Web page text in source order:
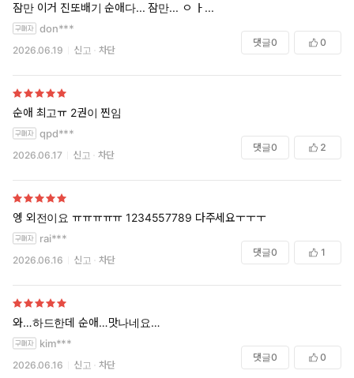
“아, 안 돼…. 싫어, 빼, 제발, 안에는 싸지, 흣, 마….”
“싫어도 임신해야지. 오빠가 자궁에서 좆물 질질 흐르도록 아기
즙 듬뿍 싸 줄게.”
태건은 자신이 싸지른 정액으로 허옇게 떡 진 좆기둥을 확인하고
는 입꼬리를 비스듬히 들어 올렸다.
그가 벌겋게 달아오른 유연의 귓불을 깨물며 나직하게 속삭였다.
때?”
유연은 수치심에 부르르 떨며 기운을 쥐어짜 그를 노려보았다. 마주
친 검은 눈이 빙긋 휘었다.
잠만 이거 진또배기 순애다... 잠만... ㅇ ㅏ...
don***
2026.06.19 신고 차단
댓글0 0
순애 최고ㅠ 2권이 찐임
qpd***
2026.06.17 신고 차단
댓글0 2
엥 외전이요 ㅠㅠㅠㅠㅠ 1234557789 다주세요ㅜㅜㅜ
rai***
2026.06.16 신고 차단
댓글0 1
와…하드한데 순애…맛나네요…
kim***
2026.06.16 신고 차단
댓글0 0